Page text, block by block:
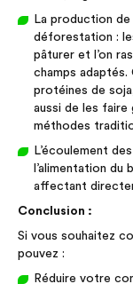
La production
déforestation :
pâturer et l’on
champs
protéines de
aussi de les faire
méthodes
L’écoulement
l’alimentation du
affectant
Conclusion :
Si vous souhaitez
pouvez :
Réduire votre